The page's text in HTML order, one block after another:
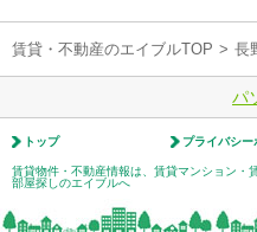
賃貸・不動産のエイブルTOP > 長
パ
トップ プライバシー
賃貸物件・不動産情報は、賃貸マンション・
部屋探しのエイブルへ